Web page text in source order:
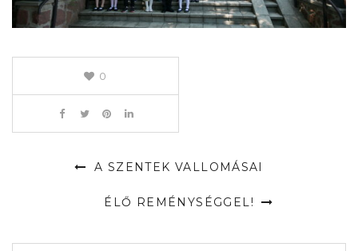
0
A SZENTEK VALLOMÁSAI
ÉLŐ REMÉNYSÉGGEL!